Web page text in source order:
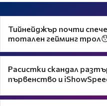
Тийнейджър почти
тотален гейминг
Расистки скандал
първенство и